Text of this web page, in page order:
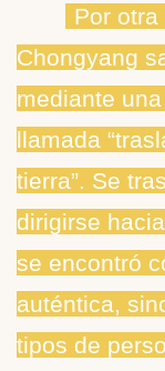
Por
Chongyang
mediante
llamada
tierra”. Se
dirigirse
se encontró
auténtica,
tipos de